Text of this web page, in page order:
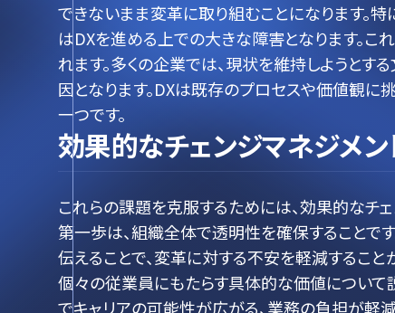
できないまま変革に取り組むことになります。
はDXを進める上での大きな障害となります。こ
れます。多くの企業では、現状を維持しようと
因となります。DXは既存のプロセスや価値観
一つです。
効果的なチェンジマネジメ
これらの課題を克服するためには、効果的なチ
第一歩は、組織全体で透明性を確保することで
伝えることで、変革に対する不安を軽減すること
個々の従業員にもたらす具体的な価値について
でキャリアの可能性が広がる、業務の負担が軽